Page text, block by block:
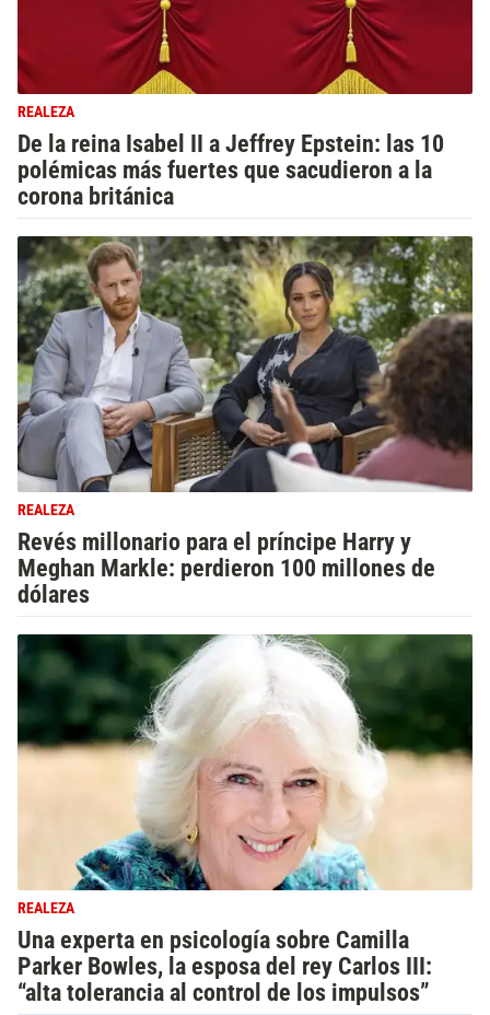
REALEZA
De la reina Isabel II a Jeffrey Epstein: las 10
polémicas más fuertes que sacudieron a la
corona británica
REALEZA
Revés millonario para el príncipe Harry y
Meghan Markle: perdieron 100 millones de
dólares
REALEZA
Una experta en psicología sobre Camilla
Parker Bowles, la esposa del rey Carlos III:
“alta tolerancia al control de los impulsos”